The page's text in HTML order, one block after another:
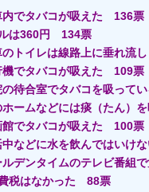
内でタバコが吸えた 136票
は360円 134票
のトイレは線路上に垂れ流
機でタバコが吸えた 109票
の待合室でタバコを吸って
ホームなどには痰（たん）
館でタバコが吸えた 100票
中などに水を飲んではいけ
ルデンタイムのテレビ番組
税はなかった 88票